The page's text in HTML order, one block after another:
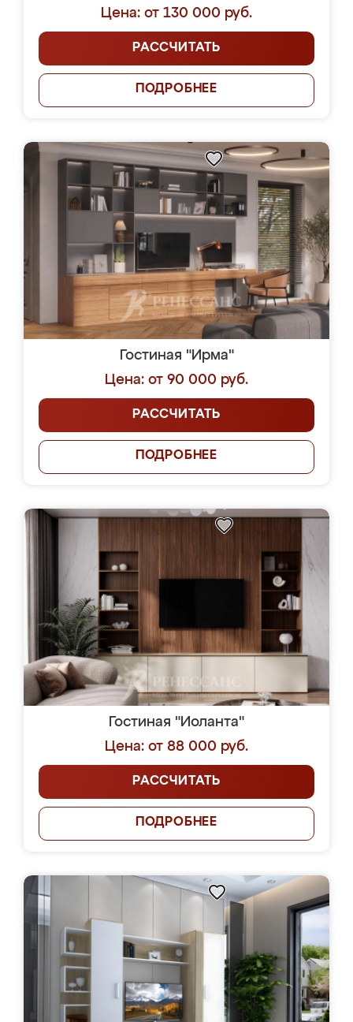
Цена: от 130 000 руб.
РАССЧИТАТЬ
ПОДРОБНЕЕ
Гостиная "Ирма"
Цена: от 90 000 руб.
РАССЧИТАТЬ
ПОДРОБНЕЕ
Гостиная "Иоланта"
Цена: от 88 000 руб.
РАССЧИТАТЬ
ПОДРОБНЕЕ